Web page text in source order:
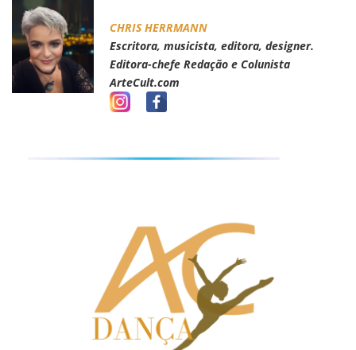
CHRIS HERRMANN
Escritora, musicista, editora, designer.
Editora-chefe Redação e Colunista
ArteCult.com